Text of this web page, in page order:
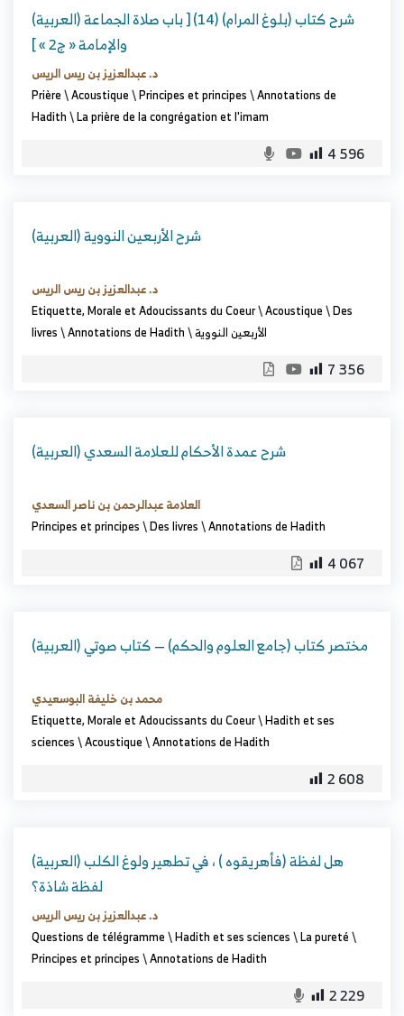
(العربية) شرح كتاب (بلوغ المرام) (14) [ باب صلاة الجماعة
والإمامة « ج2 » ]
د. عبدالعزيز بن ريس الريس
Prière\Acoustique\Principes et principes\Annotations de
Hadith\La prière de la congrégation et l'imam
4 596
(العربية) شرح الأربعين النووية
د. عبدالعزيز بن ريس الريس
Etiquette, Morale et Adoucissants du Coeur\Acoustique\Des
livres\Annotations de Hadith\الأربعين النووية
7 356
(العربية) شرح عمدة الأحكام للعلامة السعدي
العلامة عبدالرحمن بن ناصر السعدي
Principes et principes\Des livres\Annotations de Hadith
4 067
(العربية) مختصر كتاب (جامع العلوم والحكم) — كتاب صوتي
محمد بن خليفة البوسعيدي
Etiquette, Morale et Adoucissants du Coeur\Hadith et ses
sciences\Acoustique\Annotations de Hadith
2 608
(العربية) هل لفظة (فأهريقوه ) ، في تطهير ولوغ الكلب
لفظة شاذة؟
د. عبدالعزيز بن ريس الريس
Questions de télégramme\Hadith et ses sciences\La pureté\
Principes et principes\Annotations de Hadith
2 229